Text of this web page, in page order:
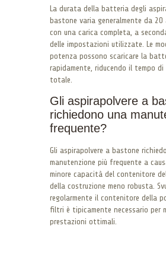
La durata della batteria degli
bastone varia generalmente da 20
con una carica completa, a
delle impostazioni utilizzate. Le
potenza possono scaricare la
rapidamente, riducendo il tempo
totale.
Gli aspirapolvere a
richiedono una
frequente?
Gli aspirapolvere a bastone
manutenzione più frequente a
minore capacità del contenitore
della costruzione meno robusta.
regolarmente il contenitore della
filtri è tipicamente necessario per
prestazioni ottimali.